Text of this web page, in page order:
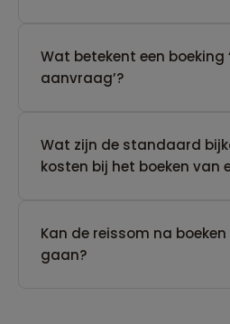
Wat betekent een boeking
aanvraag’?
Wat zijn de standaard
kosten bij het boeken van
Kan de reissom na
gaan?